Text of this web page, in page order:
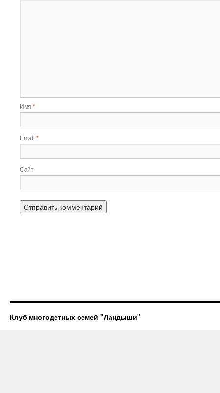
Имя *
Email *
Сайт
Клуб многодетных семей "Ландыши"